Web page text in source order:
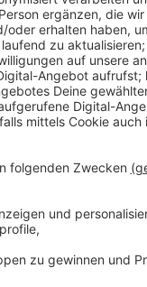
sprunghaften
und auch
23 Menschen
7 liegen auf der